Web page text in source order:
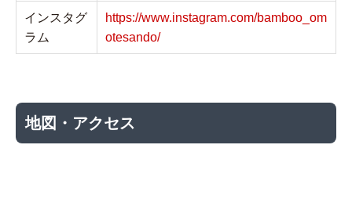
インスタグ
ラム
https://www.instagram.com/bamboo_om
otesando/
地図・アクセス